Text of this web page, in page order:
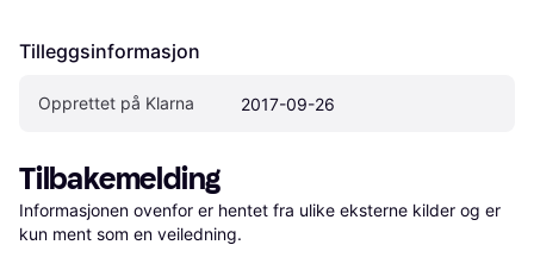
Tilleggsinformasjon
Opprettet på Klarna 2017-09-26
Tilbakemelding
Informasjonen ovenfor er hentet fra ulike eksterne kilder og er
kun ment som en veiledning.